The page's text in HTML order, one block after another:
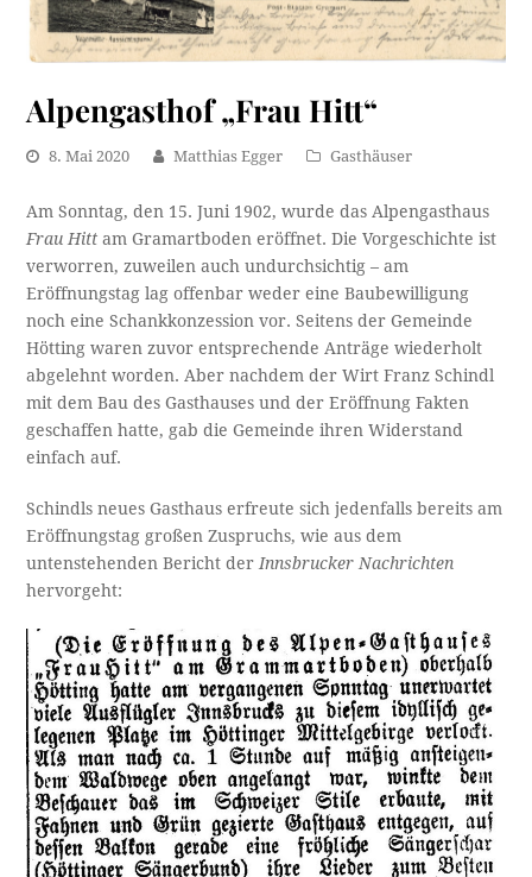
Alpengasthof „Frau Hitt“
8. Mai 2020 Matthias Egger Gasthäuser
Am Sonntag, den 15. Juni 1902, wurde das Alpengasthaus
Frau Hitt am Gramartboden eröffnet. Die Vorgeschichte ist
verworren, zuweilen auch undurchsichtig – am
Eröffnungstag lag offenbar weder eine Baubewilligung
noch eine Schankkonzession vor. Seitens der Gemeinde
Hötting waren zuvor entsprechende Anträge wiederholt
abgelehnt worden. Aber nachdem der Wirt Franz Schindl
mit dem Bau des Gasthauses und der Eröffnung Fakten
geschaffen hatte, gab die Gemeinde ihren Widerstand
einfach auf.
Schindls neues Gasthaus erfreute sich jedenfalls bereits am
Eröffnungstag großen Zuspruchs, wie aus dem
untenstehenden Bericht der Innsbrucker Nachrichten
hervorgeht: